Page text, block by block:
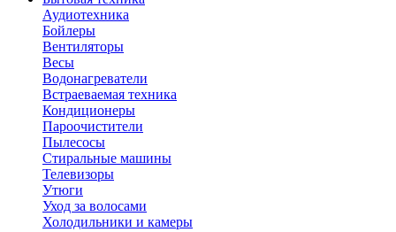
Аудиотехника
Бойлеры
Вентиляторы
Весы
Водонагреватели
Встраеваемая техника
Кондиционеры
Пароочистители
Пылесосы
Стиральные машины
Телевизоры
Утюги
Уход за волосами
Холодильники и камеры